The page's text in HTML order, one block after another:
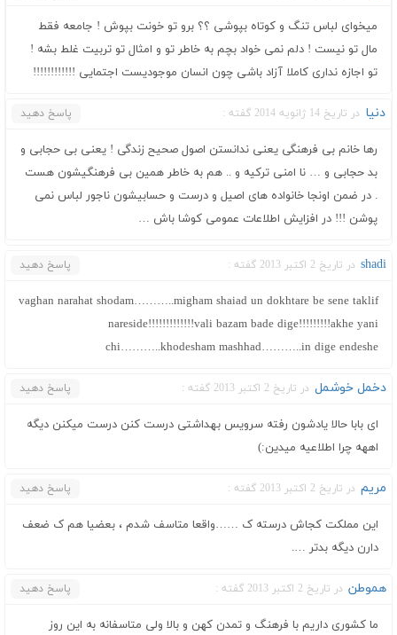
میخوای لباس تنگ و کوتاه بپوشی ؟؟ برو تو خونت بپوش ! جامعه فقط
مال تو نیست ! دلم نمی خواد بچم به خاطر تو و امثال تو تربیت غلط بشه !
تو اجازه نداری کاملا آزاد باشی چون انسان موجودیست اجتمایی !!!!!!!!!!!!
دنیا در تاریخ 14 ژانویه 2014 گفته : پاسخ دهید
رها خانم بی فرهنگی یعنی ندانستن اصول صحیح زندگی ! یعنی بی حجابی و
بد حجابی و … نا امنی ترکیه و .. هم به خاطر همین بی فرهنگیشون هست
. در ضمن اونجا خانواده های اصیل و درست و حسابیشون ناجور لباس نمی
پوشن !!! در افزایش اطلاعات عمومی کوشا باش …
shadi در تاریخ 2 اکتبر 2013 گفته : پاسخ دهید
vaghan narahat shodam………..migham shaiad un dokhtare be sene taklif
nareside!!!!!!!!!!!!!vali bazam bade dige!!!!!!!!!akhe yani
chi………..khodesham mashhad………..in dige endeshe
دخمل خوشمل در تاریخ 2 اکتبر 2013 گفته : پاسخ دهید
ای بابا حالا یادشون رفته سرویس بهداشتی درست کنن درست میکنن دیگه
اههه چرا اطلاعیه میدین:)
مریم در تاریخ 2 اکتبر 2013 گفته : پاسخ دهید
این مملکت کجاش درسته ک ……واقعا متاسف شدم ، بعضیا هم ک ضعف
دارن دیگه بدتر ….
هموطن در تاریخ 2 اکتبر 2013 گفته : پاسخ دهید
ما کشوری داریم با فرهنگ و تمدن کهن و بالا ولی متاسفانه به این روز